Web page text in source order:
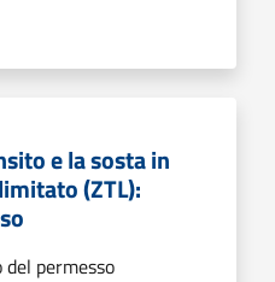
e la sosta in
(ZTL):
permesso